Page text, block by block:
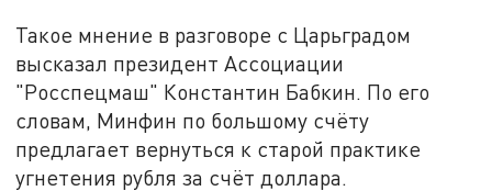
Такое мнение в разговоре с Царьградом
высказал президент Ассоциации
"Росспецмаш" Константин Бабкин. По его
словам, Минфин по большому счёту
предлагает вернуться к старой практике
угнетения рубля за счёт доллара.